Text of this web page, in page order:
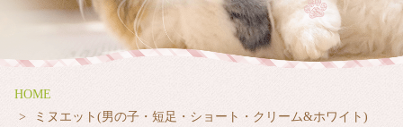
g
a
t
HOME
ミヌエット(男の子・短足・ショート・クリーム&ホワイト)